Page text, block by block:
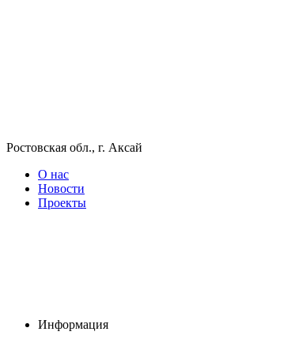
Ростовская обл., г. Аксай
О нас
Новости
Проекты
Информация